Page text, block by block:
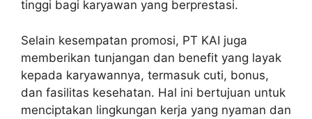
tinggi bagi karyawan yang berprestasi.
Selain kesempatan promosi, PT KAI juga
memberikan tunjangan dan benefit yang layak
kepada karyawannya, termasuk cuti, bonus,
dan fasilitas kesehatan. Hal ini bertujuan untuk
menciptakan lingkungan kerja yang nyaman dan